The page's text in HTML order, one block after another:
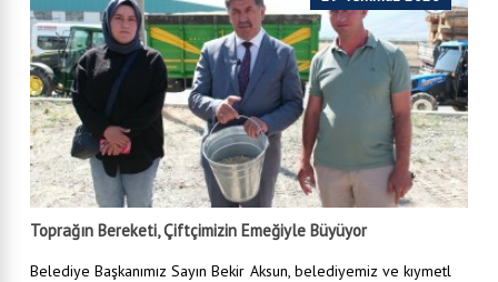
Toprağın Bereketi, Çiftçimizin Emeğiyle Büyüyor
Belediye Başkanımız Sayın Bekir Aksun, belediyemiz ve kıymetl